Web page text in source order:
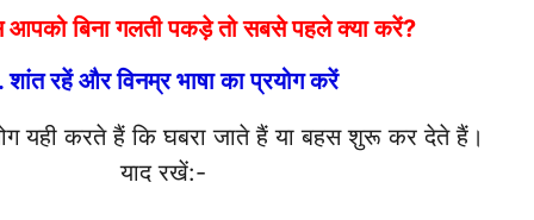
आपको बिना गलती पकड़े तो सबसे पहले क्या करें?
शांत रहें और विनम्र भाषा का प्रयोग करें
यही करते हैं कि घबरा जाते हैं या बहस शुरू कर देते हैं।
याद रखें:-